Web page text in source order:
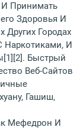
Принимать
Здоровья И
Других Городах
Наркотиками, И
Быстрый
Веб-Сайтов
Гашиш,
Мефедрон И